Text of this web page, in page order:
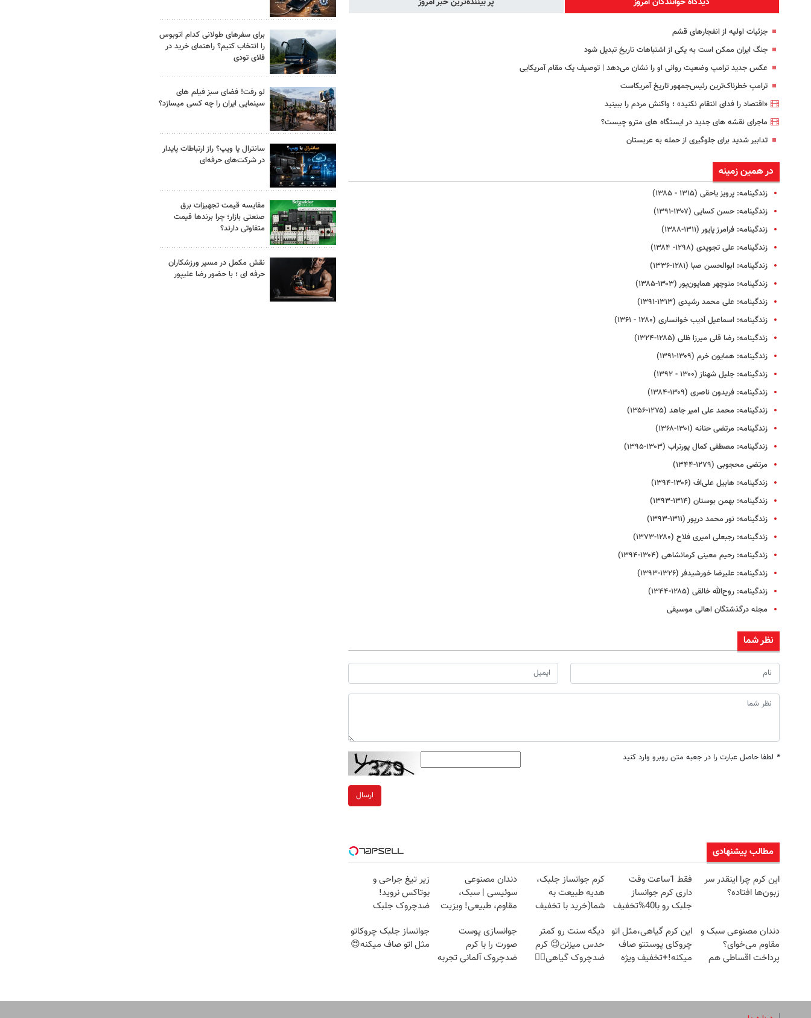
جزئیات اولیه از انفجارهای قشم
جنگ ایران ممکن است به یکی از اشتباهات تاریخ تبدیل شود
عکس جدید ترامپ وضعیت روانی او را نشان می‌دهد | توصیف یک مقام آمریکایی
ترامپ خطرناک‌ترین رئیس‌جمهور تاریخ آمریکاست
«اقتصاد را فدای انتقام نکنید» ؛ واکنش مردم را ببینید
ماجرای نقشه های جدید در ایستگاه های مترو چیست؟
تدابیر شدید برای جلوگیری از حمله به عربستان
در همین زمینه
زندگینامه: پرویز یاحقی (۱۳۱۵ - ۱۳۸۵)
زندگینامه: حسن کسایی (۱۳۰۷-۱۳۹۱)
زندگینامه: فرامرز پایور (۱۳۱۱-۱۳۸۸)
زندگینامه: علی تجویدی (۱۲۹۸- ۱۳۸۴)
زندگینامه: ابوالحسن صبا (۱۲۸۱-۱۳۳۶)
زندگینامه: منوچهر همایون‌پور (۱۳۰۳-۱۳۸۵)
زندگینامه: علی‌ محمد رشیدی (۱۳۱۳-۱۳۹۱)
زندگینامه‌: اسماعیل اَدیب خوانساری (۱۲۸۰ - ۱۳۶۱)
زندگینامه: رضا قلی میرزا ظلی (۱۲۸۵-۱۳۲۴)
زندگینامه: همایون خرم (۱۳۰۹-۱۳۹۱)
زندگینامه: جلیل شهناز (۱۳۰۰ - ۱۳۹۲)
زندگینامه: فریدون ناصری (۱۳۰۹-۱۳۸۴)
زندگینامه: محمد علی امیر جاهد (۱۲۷۵-۱۳۵۶)
زندگینامه: مرتضی حنانه (۱۳۰۱-۱۳۶۸)
زندگینامه: مصطفی کمال پورتراب (۱۳۰۳-۱۳۹۵)
مرتضی‌ محجوبی (۱۲۷۹-۱۳۴۴)
زندگینامه: هابیل علی‌اف (۱۳۰۶-۱۳۹۴)
زندگینامه: بهمن بوستان (۱۳۱۴-۱۳۹۳)
زندگینامه: نور محمد درپور (۱۳۱۱-۱۳۹۳)
زندگینامه: رجبعلی امیری فلاح (۱۲۸۰-۱۳۷۳)
زندگینامه: رحیم معینی کرمانشاهی (۱۳۰۴-۱۳۹۴)
زندگینامه: علیرضا خورشیدفر (۱۳۲۶-۱۳۹۳)
زندگینامه: روح‌الله خالقی (۱۲۸۵-۱۳۴۴)
مجله درگذشتگان اهالی موسیقی
نظر شما
* لطفا حاصل عبارت را در جعبه متن روبرو وارد کنید
ارسال
مطالب پیشنهادی
این کرم چرا اینقدر سر
زبون‌ها افتاده؟
فقط 1ساعت وقت
داری کرم جوانساز
جلبک رو با40%تخفیف
کرم جوانساز جلبک،
هدیه طبیعت به
شما(خرید با تخفیف
دندان مصنوعی
سوئیسی | سبک،
مقاوم، طبیعی! ویزیت
اقساطی😍
زیر تیغ جراحی و
بوتاکس نروید!
ضدچروک جلبک
دندان مصنوعی سبک و
مقاوم می‌خوای؟
پرداخت اقساطی هم
این کرم گیاهی،مثل اتو
چروکای پوستتو صاف
میکنه!+تخفیف ویژه
دیگه سنت رو کمتر
حدس میزنن😉 کرم
ضدچروک گیاهی👈🏻
جوانسازی پوست
صورت را با کرم
ضدچروک آلمانی تجربه
جوانساز جلبک چروکاتو
مثل اتو صاف میکنه😍
برای سفرهای طولانی کدام اتوبوس
را انتخاب کنیم؟ راهنمای خرید در
فلای تودی
لو رفت! فضای سبز فیلم های
سینمایی ایران را چه کسی میسازد؟
سانترال یا ویپ؟ راز ارتباطات پایدار
در شرکت‌های حرفه‌ای
مقایسه قیمت تجهیزات برق
صنعتی بازار؛ چرا برندها قیمت
متفاوتی دارند؟
نقش مکمل در مسیر ورزشکاران
حرفه ای ؛ با حضور رضا علیپور